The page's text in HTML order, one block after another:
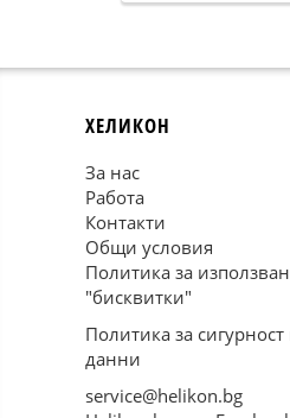
ХЕЛИКОН
За нас
Работа
Контакти
Общи условия
Политика за
"бисквитки"
Политика за
данни
service@helikon.bg